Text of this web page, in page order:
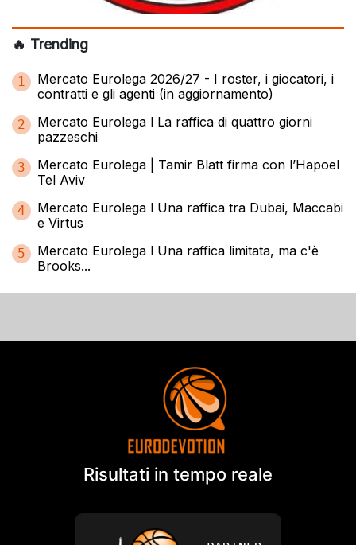
🔥 Trending
1
Mercato Eurolega 2026/27 - I roster, i giocatori, i
contratti e gli agenti (in aggiornamento)
2
Mercato Eurolega l La raffica di quattro giorni
pazzeschi
3
Mercato Eurolega | Tamir Blatt firma con l’Hapoel
Tel Aviv
4
Mercato Eurolega l Una raffica tra Dubai, Maccabi
e Virtus
5
Mercato Eurolega l Una raffica limitata, ma c'è
Brooks...
Risultati in tempo reale